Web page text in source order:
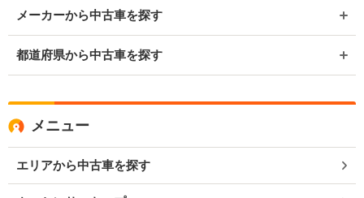
メーカーから中古車を探す
都道府県から中古車を探す
メニュー
エリアから中古車を探す